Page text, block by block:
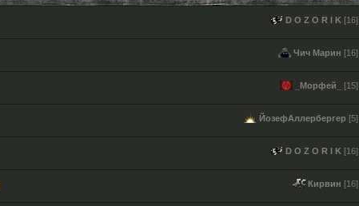
D O Z O R I K [16]
Чич Марин [16]
_Морфей_ [15]
ЙозефАллербергер [5]
D O Z O R I K [16]
Кирвин [16]